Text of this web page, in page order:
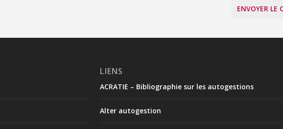
LIENS
ACRATIE – Bibliographie sur les autogestions
Alter autogestion